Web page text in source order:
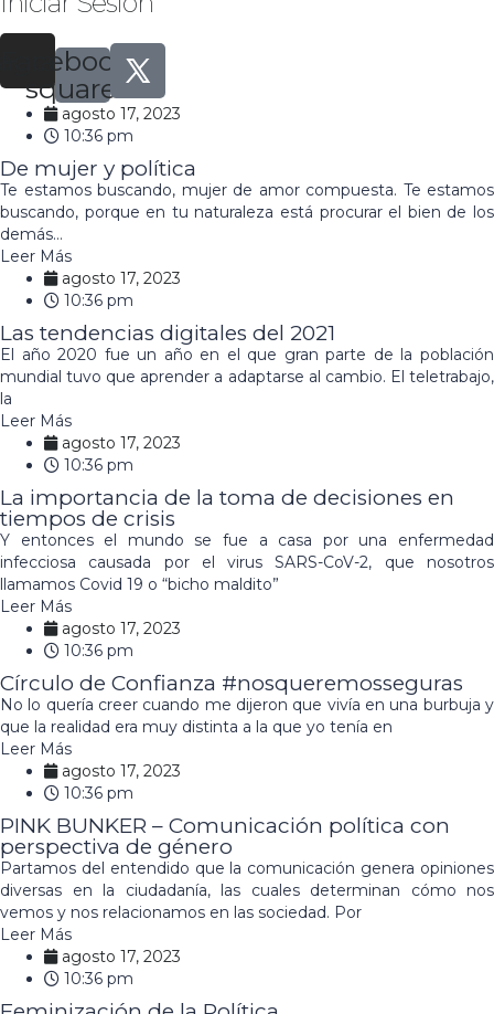
Facebook-
square
agosto 17, 2023
10:36 pm
De mujer y política
Te estamos buscando, mujer de amor compuesta. Te estamos
buscando, porque en tu naturaleza está procurar el bien de los
demás…
Leer Más
agosto 17, 2023
10:36 pm
Las tendencias digitales del 2021
El año 2020 fue un año en el que gran parte de la población
mundial tuvo que aprender a adaptarse al cambio. El teletrabajo,
la
Leer Más
agosto 17, 2023
10:36 pm
La importancia de la toma de decisiones en
tiempos de crisis
Y entonces el mundo se fue a casa por una enfermedad
infecciosa causada por el virus SARS-CoV-2, que nosotros
llamamos Covid 19 o “bicho maldito”
Leer Más
agosto 17, 2023
10:36 pm
Círculo de Confianza #nosqueremosseguras
No lo quería creer cuando me dijeron que vivía en una burbuja y
que la realidad era muy distinta a la que yo tenía en
Leer Más
agosto 17, 2023
10:36 pm
PINK BUNKER – Comunicación política con
perspectiva de género
Partamos del entendido que la comunicación genera opiniones
diversas en la ciudadanía, las cuales determinan cómo nos
vemos y nos relacionamos en las sociedad. Por
Leer Más
agosto 17, 2023
10:36 pm